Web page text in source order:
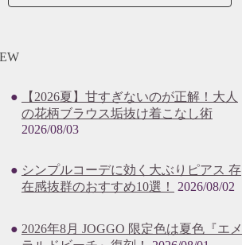
【2026夏】甘すぎないのが正解！大人
の花柄ブラウス垢抜け着こなし術
2026/08/03
シンプルコーデに効く大ぶりピアス 存
在感抜群のおすすめ10選！
2026/08/02
2026年8月 JOGGO 限定色は夏色『エメ